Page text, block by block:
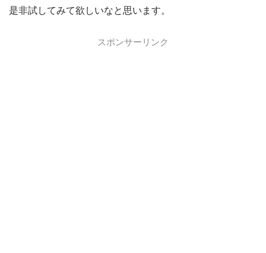
是非試してみて欲しいなと思います。
スポンサーリンク